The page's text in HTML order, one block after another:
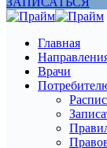
Главная
Врачи